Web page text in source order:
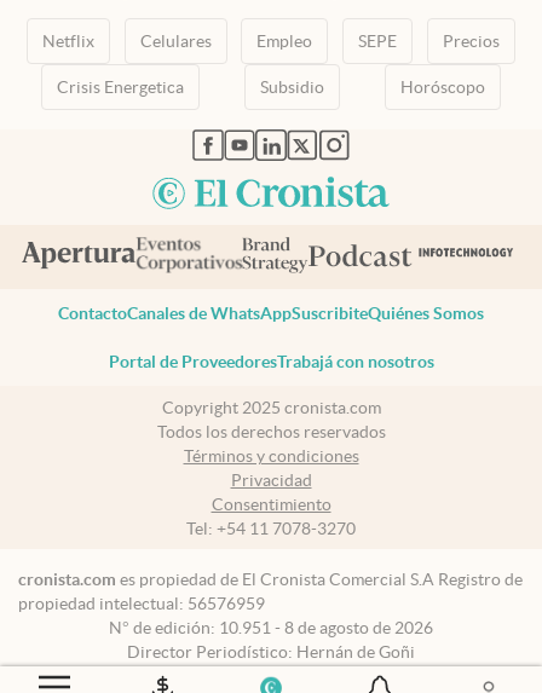
Netflix Celulares Empleo SEPE Precios
Crisis Energetica Subsidio Horóscopo
abre en nueva pestaña
abre en nueva pestaña
abre en nueva pestaña
abre en nueva pestaña
abre en nueva pestaña
ContactoCanales de WhatsAppSuscribiteQuiénes Somos
Portal de ProveedoresTrabajá con nosotros
Copyright 2025 cronista.com
Todos los derechos reservados
Términos y condiciones
Privacidad
Consentimiento
Tel: +54 11 7078-3270
cronista.com es propiedad de El Cronista Comercial S.A Registro de
propiedad intelectual: 56576959
N° de edición: 10.951 - 8 de agosto de 2026
Director Periodístico: Hernán de Goñi